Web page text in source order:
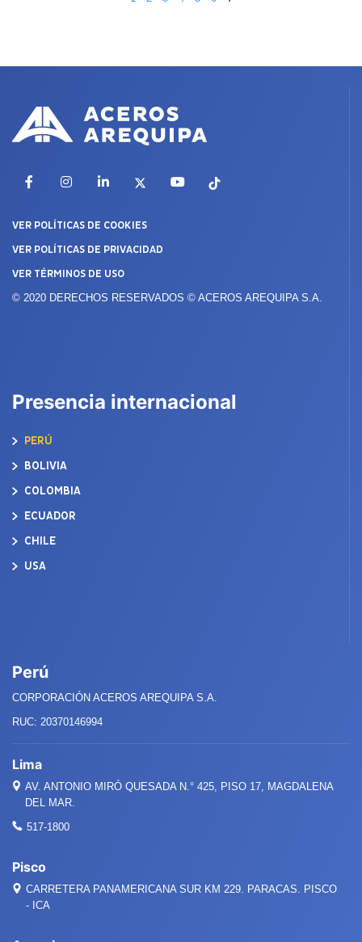
FacebookInstagramLinkedIn YouTubeTikTok
VER POLÍTICAS DE COOKIES
VER POLÍTICAS DE PRIVACIDAD
VER TÉRMINOS DE USO
© 2020 DERECHOS RESERVADOS © ACEROS AREQUIPA S.A.
Presencia internacional
PERÚ
BOLIVIA
COLOMBIA
ECUADOR
CHILE
USA
Perú
CORPORACIÓN ACEROS AREQUIPA S.A.
RUC: 20370146994
Lima
AV. ANTONIO MIRÓ QUESADA N.° 425, PISO 17, MAGDALENA
DEL MAR.
517-1800
Pisco
CARRETERA PANAMERICANA SUR KM 229. PARACAS. PISCO
- ICA